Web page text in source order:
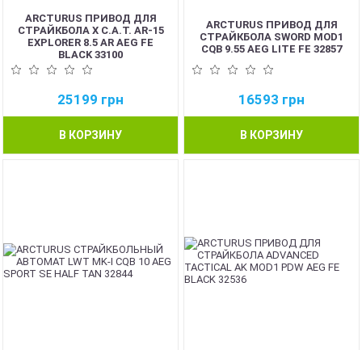
ARCTURUS ПРИВОД ДЛЯ
СТРАЙКБОЛА X C.A.T. AR-15
EXPLORER 8.5 AR AEG FE
BLACK 33100
25199 грн
В КОРЗИНУ
ARCTURUS ПРИВОД ДЛЯ
СТРАЙКБОЛА SWORD MOD1
CQB 9.55 AEG LITE FE 32857
16593 грн
В КОРЗИНУ